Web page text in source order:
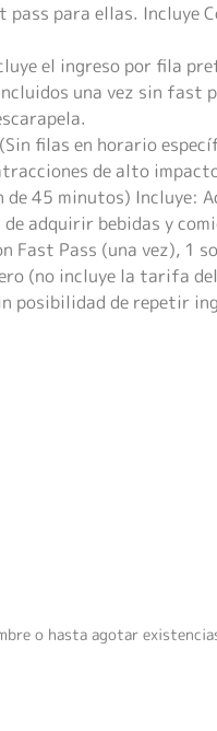
para ellas. Incluye
el ingreso por fila
una vez sin fast
filas en horario
de alto
45 minutos) Incluye:
adquirir bebidas y
Fast Pass (una vez), 1
(no incluye la tarifa
posibilidad de repetir
o hasta agotar